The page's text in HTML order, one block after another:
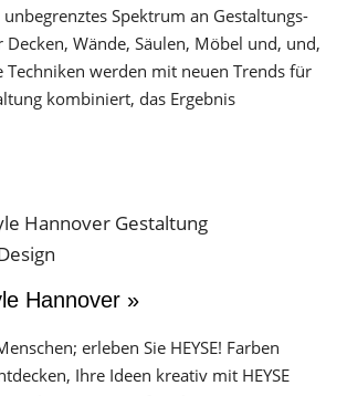
Spektrum an Gestaltungs­
Wände, Säulen, Möbel und, und,
Techniken werden mit neuen Trends für
kombiniert, das Ergebnis
Hannover »
erleben Sie HEYSE! Farben
Ihre Ideen kreativ mit HEYSE